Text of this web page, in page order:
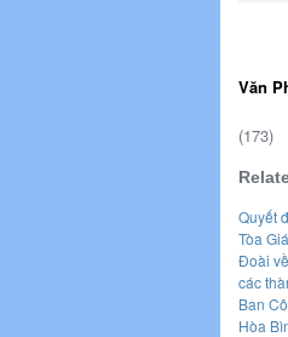
Văn
(173)
Quyết
Tòa
Đoài
các
Ban
Hòa